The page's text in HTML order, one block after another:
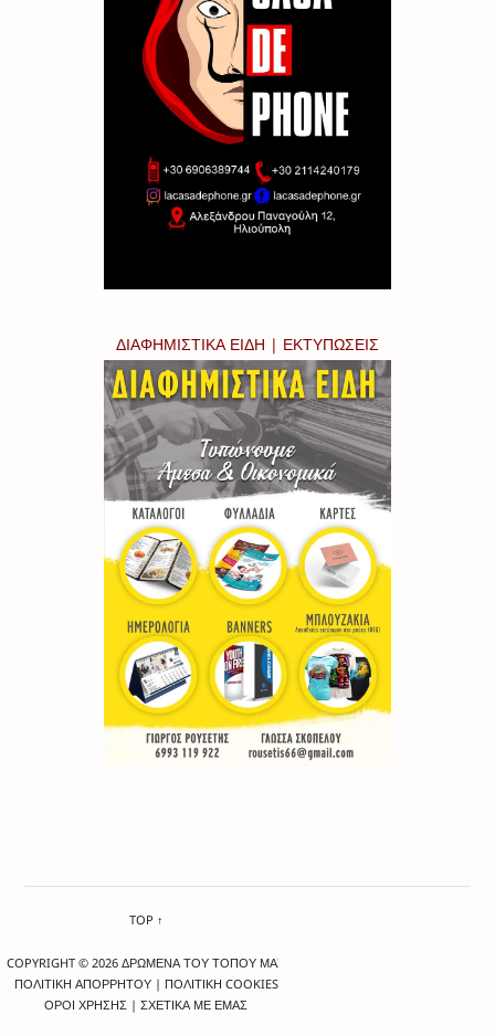
ΔΙΑΦΗΜΙΣΤΙΚΑ ΕΙΔΗ | ΕΚΤΥΠΩΣΕΙΣ
TOP ↑
COPYRIGHT © 2026 ΔΡΩΜΕΝΑ ΤΟΥ ΤΟΠΟΥ ΜΑΣ
ΠΟΛΙΤΙΚΗ ΑΠΟΡΡΗΤΟΥ| ΠΟΛΙΤΙΚΗ COOKIES
ΟΡΟΙ ΧΡΗΣΗΣ |ΣΧΕΤΙΚΑ ΜΕ ΕΜΑΣ